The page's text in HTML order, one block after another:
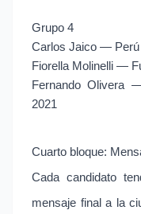
Grupo 4
Carlos Jaico — Perú
Fiorella Molinelli —
Fernando Olivera
2021
Cuarto bloque:
Cada candidato
mensaje final a la